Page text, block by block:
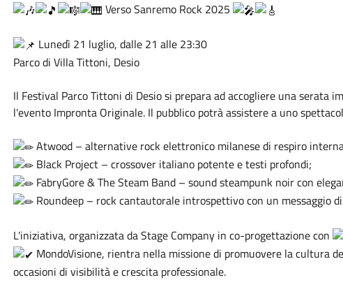
Verso Sanremo Rock 2025
Lunedì 21 luglio, dalle 21 alle 23:30
Parco di Villa Tittoni, Desio
Il Festival Parco Tittoni di Desio si prepara ad accogliere una serata
l'evento Impronta Originale. Il pubblico potrà assistere a uno
Atwood – alternative rock elettronico milanese di respiro
Black Project – crossover italiano potente e testi profondi;
FabryGore & The Steam Band – sound steampunk noir con
Roundeep – rock cantautorale introspettivo con un messaggio
L'iniziativa, organizzata da Stage Company in co-progettazione con
MondoVisione, rientra nella missione di promuovere la cultura
occasioni di visibilità e crescita professionale.